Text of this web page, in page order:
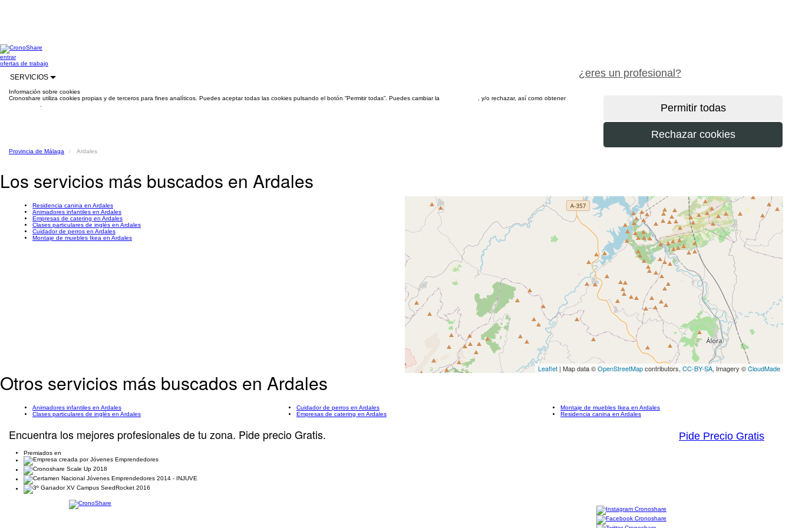
entrar
¿eres un profesional?
ofertas de trabajo
SERVICIOS
Información sobre cookies
Cronoshare utiliza cookies propias y de terceros para fines analíticos. Puedes aceptar todas las cookies pulsando el botón “Permitir todas”. Puedes cambiar la
, y/o rechazar, así como obtener
Provincia de Málaga Ardales
Los servicios más buscados en Ardales
Residencia canina en Ardales
Animadores infantiles en Ardales
Empresas de catering en Ardales
Clases particulares de inglés en Ardales
Cuidador de perros en Ardales
Montaje de muebles Ikea en Ardales
Leaflet | Map data ©OpenStreetMapcontributors, CC-BY-SA, Imagery ©CloudMade
Otros servicios más buscados en Ardales
Animadores infantiles en Ardales
Clases particulares de inglés en Ardales
Cuidador de perros en Ardales
Empresas de catering en Ardales
Montaje de muebles Ikea en Ardales
Residencia canina en Ardales
Encuentra los mejores profesionales de tu zona. Pide precio Gratis. Pide Precio Gratis
Premiados en